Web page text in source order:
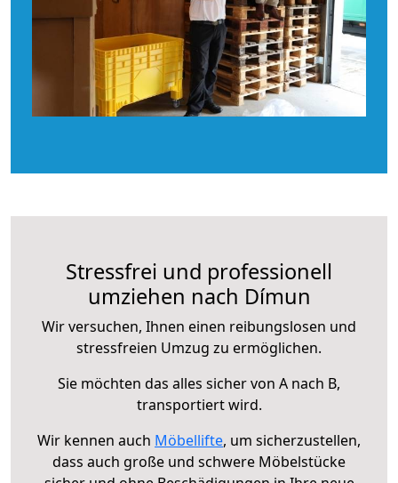
Stressfrei und professionell
umziehen nach Dímun
Wir versuchen, Ihnen einen reibungslosen und
stressfreien Umzug zu ermöglichen.
Sie möchten das alles sicher von A nach B,
transportiert wird.
Wir kennen auch Möbellifte, um sicherzustellen,
dass auch große und schwere Möbelstücke